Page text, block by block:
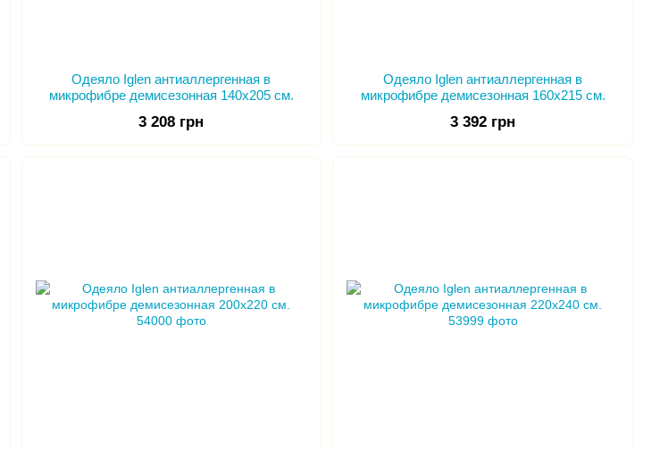
Одеяло Iglen антиаллергенная в
микрофибре демисезонная 140х205 см.
3 208 грн
Одеяло Iglen антиаллергенная в
микрофибре демисезонная 160х215 см.
3 392 грн